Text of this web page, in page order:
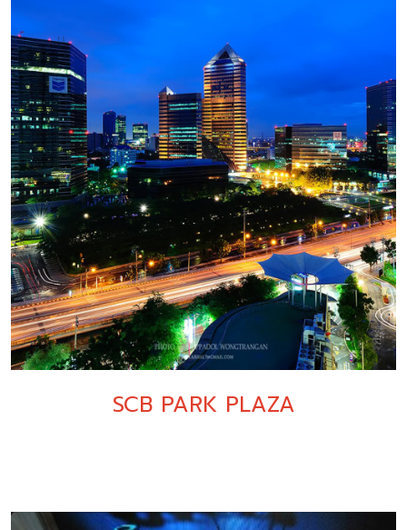
SCB PARK PLAZA